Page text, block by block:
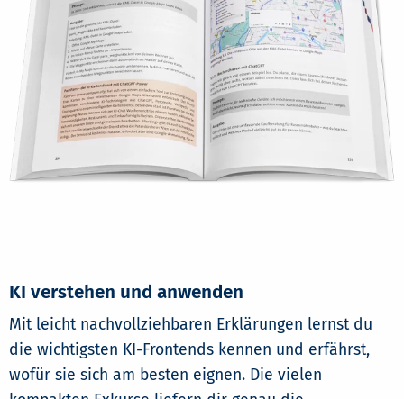
KI verstehen und anwenden
Mit leicht nachvollziehbaren Erklärungen lernst du
die wichtigsten KI-Frontends kennen und erfährst,
wofür sie sich am besten eignen. Die vielen